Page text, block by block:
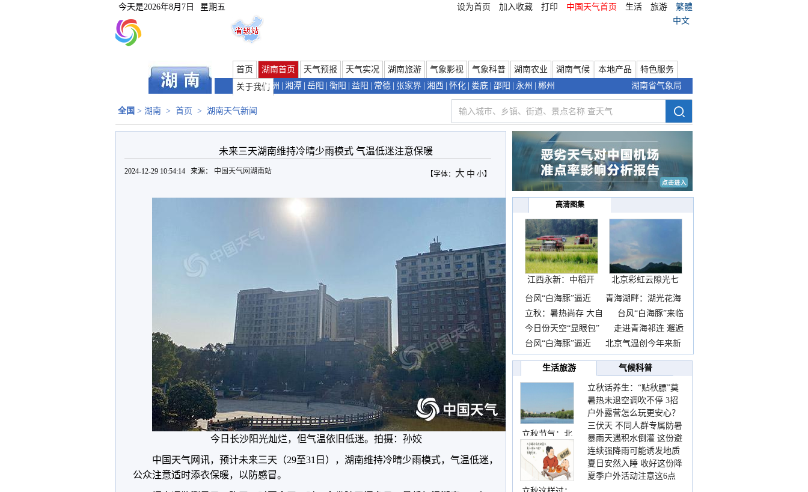
今天是2026年8月7日 星期五 设为首页 加入收藏 打印 中国天气首页 生活 旅游
繁體
中文
首页 湖南首页 天气预报 天气实况 湖南旅游 气象影视 气象科普 湖南农业 湖南气候 本地产品
特色服务
关于我们
长沙 | 株洲 湘潭 岳阳 衡阳 益阳 常德 张家界 湘西 怀化 娄底 邵阳 永州 郴州 湖南省气象局
全国 > 湖南 > 首页 > 湖南天气新闻
未来三天湖南维持冷晴少雨模式 气温低迷注意保暖
【字体： 大 中 小】
2024-12-29 10:54:14 来源： 中国天气网湖南站
今日长沙阳光灿烂，但气温依旧低迷。拍摄：孙姣
中国天气网讯，预计未来三天（29至31日），湖南维持冷晴少雨模式，气温低迷，
公众注意适时添衣保暖，以防感冒。
高清图集
江西永新：中稻开
镰抢
北京彩虹云隙光七
彩云
台风“白海豚”逼近
青海湖畔：湖光花海
长
立秋：暑热尚存 大自
台风“白海豚”来临
前
今日份天空“显眼包”
走进青海祁连 邂逅
一
台风“白海豚”逼近
北京气温创今年来新
高
生活旅游
气候科普
立秋节气：北
立秋话养生：“贴秋膘”莫
着急 先清暑再防燥
暑热未退空调吹不停 3招
护住肩颈不酸痛
户外露营怎么玩更安心？
这份攻略请收好
三伏天 不同人群专属防暑
要点请收好
暴雨天遇积水倒灌 这份避
险提示请收好
连续强降雨可能诱发地质
灾害 这些前兆要知道
夏日安然入睡 收好这份降
温小贴士
夏季户外活动注意这6点